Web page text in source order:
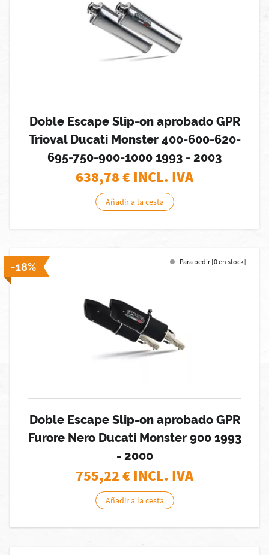
Doble Escape Slip-on aprobado GPR
Trioval Ducati Monster 400-600-620-
695-750-900-1000 1993 - 2003
638,78€ INCL. IVA
Añadir a la cesta
-18% Para pedir [0 en stock]
Doble Escape Slip-on aprobado GPR
Furore Nero Ducati Monster 900 1993
- 2000
755,22€ INCL. IVA
Añadir a la cesta